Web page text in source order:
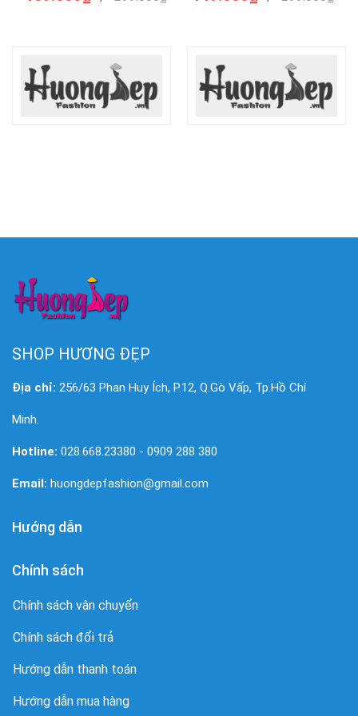
SHOP HƯƠNG ĐẸP
Địa chỉ: 256/63 Phan Huy Ích, P.12, Q.Gò Vấp, Tp.Hồ Chí
Minh.
Hotline: 028.668.23380 - 0909 288 380
Email: huongdepfashion@gmail.com
Hướng dẫn
Chính sách
Chính sách vận chuyển
Chính sách đổi trả
Hướng dẫn thanh toán
Hướng dẫn mua hàng